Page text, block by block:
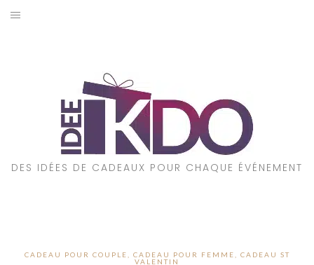
Aller
DES IDÉES DE CADEAUX POUR CHAQUE ÉVÉNEMENT
CADEAU POUR COUPLE CADEAU POUR FEMME
CADEAU ST
VALENTIN
CADEAUX PAR STYLE
POUR QUI EST CE CADEAU ?
A PROPOS